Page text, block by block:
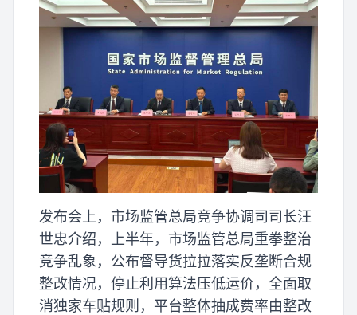
发布会上，市场监管总局竞争协调司司长汪
世忠介绍，上半年，市场监管总局重拳整治
竞争乱象，公布督导货拉拉落实反垄断合规
整改情况，停止利用算法压低运价，全面取
消独家车贴规则，平台整体抽成费率由整改